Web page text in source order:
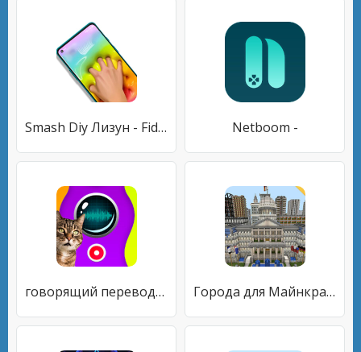
Smash Diy Лизун - Fidget Slimy Netboom -
говорящий переводчик Города для Майнкрафта